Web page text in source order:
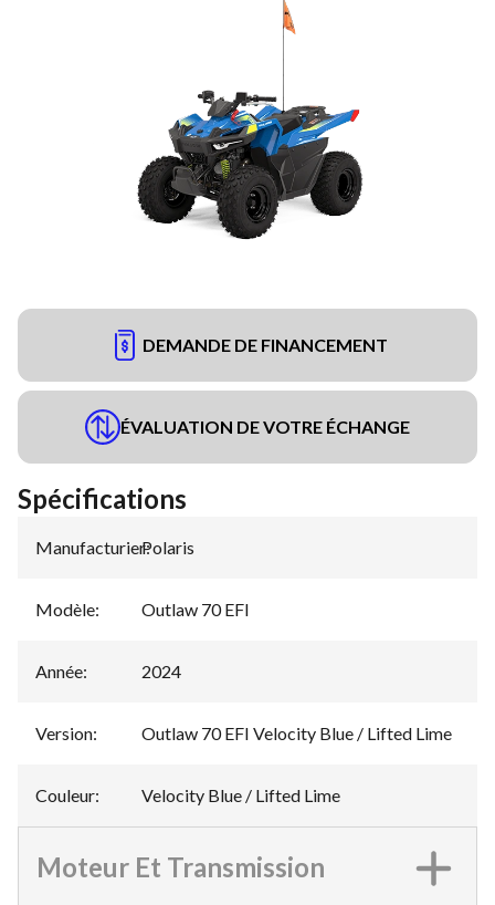
DEMANDE DE FINANCEMENT
ÉVALUATION DE VOTRE ÉCHANGE
Spécifications
Manufacturier:
Polaris
Modèle: Outlaw 70 EFI
Année: 2024
Version: Outlaw 70 EFI Velocity Blue / Lifted Lime
Couleur: Velocity Blue / Lifted Lime
Moteur Et Transmission